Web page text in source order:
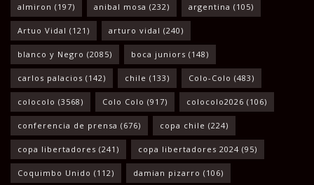
almiron (197) anibal mosa (232) argentina (105)
Artuo Vidal (121) arturo vidal (240)
blanco y Negro (2085) boca juniors (148)
carlos palacios (142) chile (133) Colo-Colo (483)
colocolo (3568) Colo Colo (917) colocolo2026 (106)
conferencia de prensa (676) copa chile (224)
copa libertadores (241) copa libertadores 2024 (95)
Coquimbo Unido (112) damian pizarro (106)